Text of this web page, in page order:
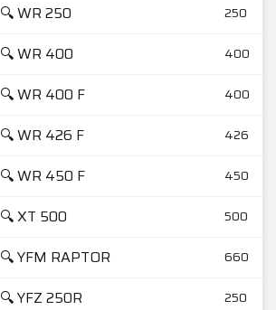
🔍 WR 250 250
🔍 WR 400 400
🔍 WR 400 F 400
🔍 WR 426 F 426
🔍 WR 450 F 450
🔍 XT 500 500
🔍 YFM RAPTOR 660
🔍 YFZ 250R 250